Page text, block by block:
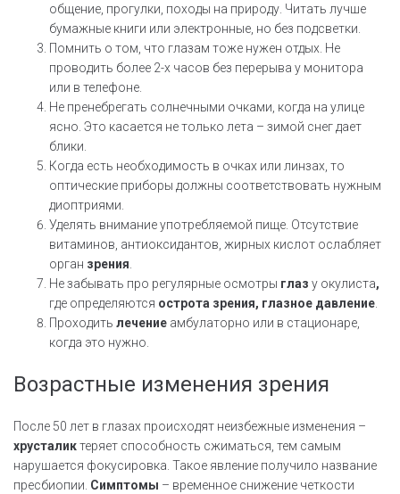
общение, прогулки, походы на природу. Читать лучше
бумажные книги или электронные, но без подсветки.
Помнить о том, что глазам тоже нужен отдых. Не
проводить более 2-х часов без перерыва у монитора
или в телефоне.
Не пренебрегать солнечными очками, когда на улице
ясно. Это касается не только лета – зимой снег дает
блики.
Когда есть необходимость в очках или линзах, то
оптические приборы должны соответствовать нужным
диоптриями.
Уделять внимание употребляемой пище. Отсутствие
витаминов, антиоксидантов, жирных кислот ослабляет
орган зрения
Не забывать про регулярные осмотры глаз у окулиста,
где определяются острота зрения, глазное давление
Проходить лечение амбулаторно или в стационаре,
когда это нужно.
Возрастные изменения зрения
После 50 лет в глазах происходят неизбежные изменения –
хрусталиктеряет способность сжиматься, тем самым
нарушается фокусировка. Такое явление получило название
пресбиопии. Симптомы – временное снижение четкости